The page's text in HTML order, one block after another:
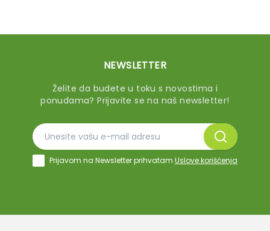
NEWSLETTER
Želite da budete u toku s novostima i
ponudama? Prijavite se na naš newsletter!
Prijavom na Newsletter prihvatam Uslove korišćenja